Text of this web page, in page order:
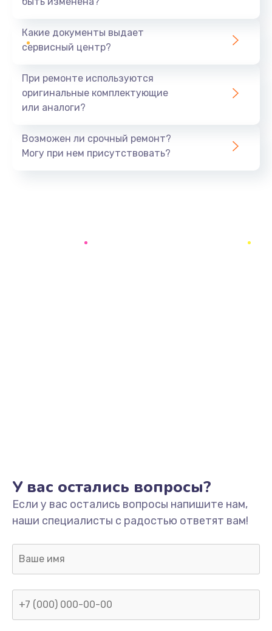
Ремонт южного моста
Замена батарейки BIOS
Заказать
Замена/Pемонт карбюратора
1300 руб.
Заказать
Ремонт капиллярной трубки
400 руб.
Какие документы выдает
сервисный центр?
При ремонте используются
оригинальные комплектующие
или аналоги?
Возможен ли срочный ремонт?
Могу при нем присутствовать?
У вас остались вопросы?
Если у вас остались вопросы напишите нам,
наши специалисты с радостью ответят вам!